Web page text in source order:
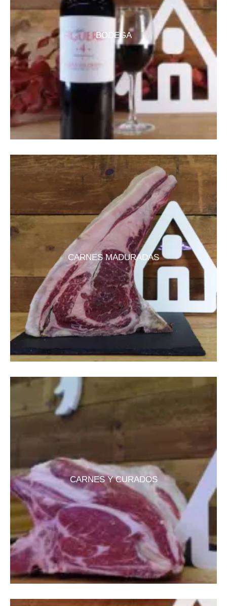
BODEGA
CARNES MADURADAS
CARNES Y CURADOS